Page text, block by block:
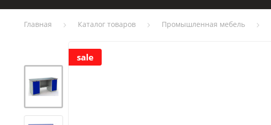
Главная Каталог товаров Промышленная мебель
sale